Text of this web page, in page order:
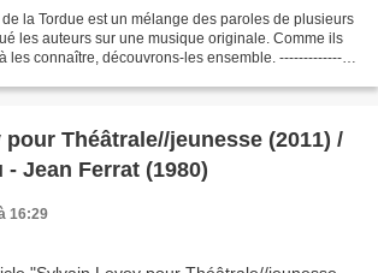
de la Tordue est un mélange des paroles de plusieurs
les auteurs sur une musique originale. Comme ils
les connaître, découvrons-les ensemble. ---------------
Théâtrale//jeunesse (2011) /
Jean Ferrat (1980)
16:29